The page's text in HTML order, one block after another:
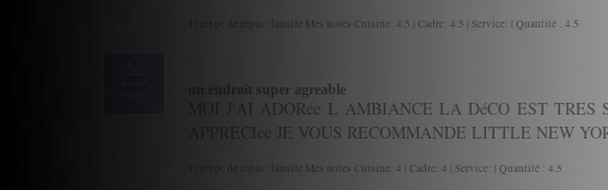
Tytexpe de repas: famille Mes notes Cuisine: 4.5 | Cadre: 4.5 | Service: | Quantité : 4.5
un endroit super agreable
MOI J'AI ADORée L AMBIANCE LA DéCO EST TRES
APPRECIée JE VOUS RECOMMANDE LITTLE NEW
Tytexpe de repas: famille Mes notes Cuisine: 4 | Cadre: 4 | Service: | Quantité : 4.5